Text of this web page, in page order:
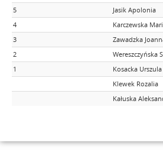
5
Jasik Apolonia
4
Karczewska
3
Zawadzka
2
Wereszczyńska
1
Kosacka Urszula
Klewek Rozalia
Kałuska